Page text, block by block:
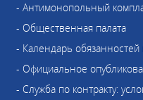
- Антимонопольный
- Общественная палата
- Календарь
- Официальное
- Служба по контракту: